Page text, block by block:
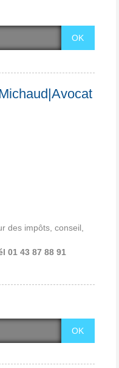
des impôts, conseil,
01 43 87 88 91